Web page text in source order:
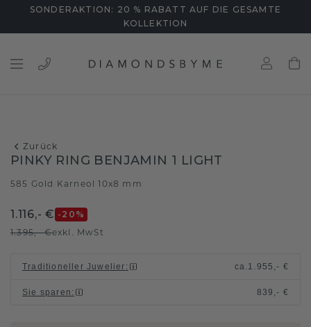
SONDERAKTION: 20 % RABATT AUF DIE GESAMTE
KOLLEKTION
Zurück
PINKY RING BENJAMIN 1 LIGHT
585 Gold Karneol 10x8 mm
1.116,- € -20 %
1.395,- €exkl. MwSt
Traditioneller Juwelier : ca. 1.955,- €
Sie sparen : 839,- €